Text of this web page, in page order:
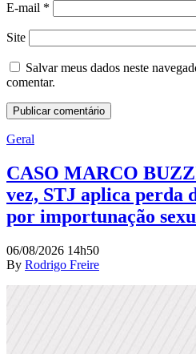
E-mail *
Site
Salvar meus dados neste
comentar.
Geral
CASO MARCO
vez, STJ aplica perda
por importunação
06/08/2026 14h50
By Rodrigo Freire